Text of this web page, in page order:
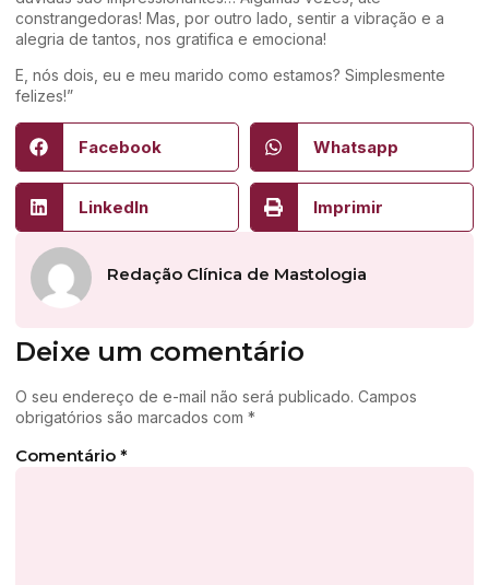
constrangedoras! Mas, por outro lado, sentir a vibração e a
alegria de tantos, nos gratifica e emociona!
E, nós dois, eu e meu marido como estamos? Simplesmente
felizes!”
Facebook Whatsapp
LinkedIn Imprimir
Redação Clínica de Mastologia
Deixe um comentário
O seu endereço de e-mail não será publicado. Campos
obrigatórios são marcados com *
Comentário *